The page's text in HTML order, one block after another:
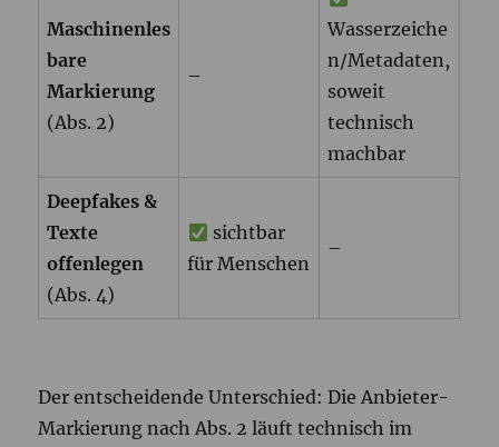
Maschinenles
bare
Markierung
(Abs. 2)
–
Wasserzeiche
n/Metadaten,
soweit
technisch
machbar
Deepfakes &
Texte
offenlegen
(Abs. 4)
sichtbar
für Menschen
–
Der entscheidende Unterschied: Die Anbieter-
Markierung nach Abs. 2 läuft technisch im